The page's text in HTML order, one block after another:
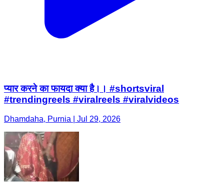
प्यार करने का फायदा क्या है।। #shortsviral
#trendingreels #viralreels #viralvideos
Dhamdaha, Purnia | Jul 29, 2026